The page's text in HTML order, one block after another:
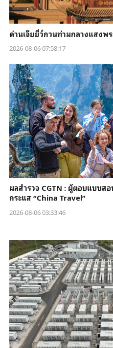
ด่านเจียยี่ว์กวนท่ามกลางแสงพ
2026-08-06 07:58:17
ผลสำรวจ CGTN : ผู้ตอบแบบส
กระแส “China Travel”
2026-08-06 03:33:46